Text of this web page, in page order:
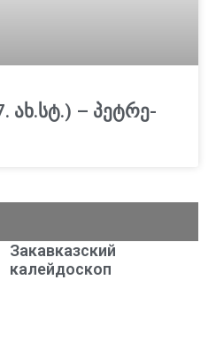
ახ.სტ.) – პეტრე-
Закавказский
калейдоскоп